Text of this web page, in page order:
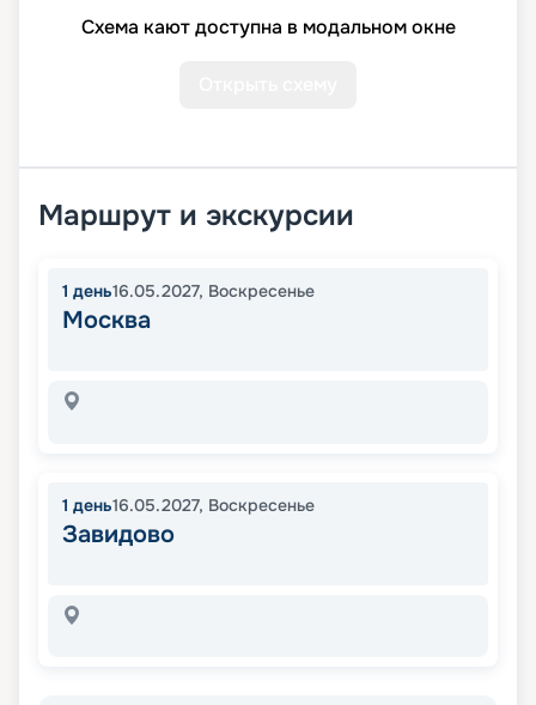
Схема кают доступна в модальном окне
Маршрут и экскурсии
1 день16.05.2027, Воскресенье
Москва
1 день16.05.2027, Воскресенье
Завидово